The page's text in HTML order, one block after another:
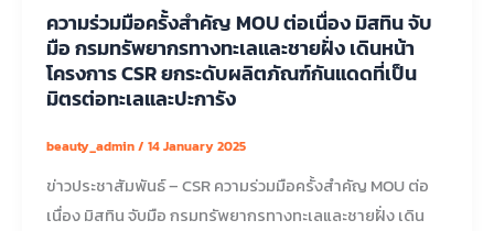
ความร่วมมือครั้งสำคัญ MOU ต่อเนื่อง มิสทิน จับ
มือ กรมทรัพยากรทางทะเลและชายฝั่ง เดินหน้า
โครงการ CSR ยกระดับผลิตภัณฑ์กันแดดที่เป็น
มิตรต่อทะเลและปะการัง
beauty_admin/ 14 January 2025
ข่าวประชาสัมพันธ์ – CSR ความร่วมมือครั้งสำคัญ MOU ต่อ
เนื่อง มิสทิน จับมือ กรมทรัพยากรทางทะเลและชายฝั่ง เดิน